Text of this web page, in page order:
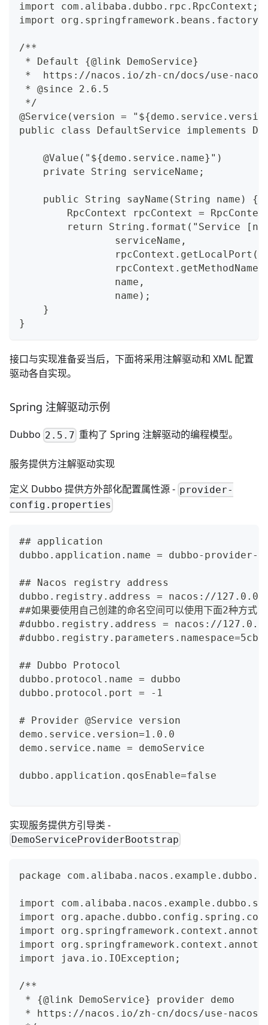
import com.alibaba.dubbo.rpc.RpcContext;
import
/**
* Default {@link DemoService}
*  https://nacos.io/zh-cn/docs/use-
* @since 2.6.5
*/
@Service(version =
public class DefaultService implements
    @Value("${demo.service.name}")
    private String serviceName;
    public String sayName(String name) {
RpcContext rpcContext =
return String.format("Service
                serviceName,
                name,
                name);
    }
}
接口与实现准备妥当后，下面将采用注解驱动和 XML 配置
驱动各自实现。
Spring 注解驱动示例
Dubbo 2.5.7 重构了 Spring 注解驱动的编程模型。
服务提供方注解驱动实现
定义 Dubbo 提供方外部化配置属性源 - provider-
config.properties
## application
dubbo.application.name = dubbo-provider-
## Nacos registry address
dubbo.registry.address = nacos://
##如果要使用自己创建的命名空间可以使用下面2种方式
#dubbo.registry.address = nacos://
## Dubbo Protocol
dubbo.protocol.name = dubbo
dubbo.protocol.port = -1
# Provider @Service version
demo.service.version=1.0.0
demo.service.name = demoService
dubbo.application.qosEnable=false
实现服务提供方引导类 -
DemoServiceProviderBootstrap
package
import
import
import
import
import java.io.IOException;
/**
* {@link DemoService} provider demo
* https://nacos.io/zh-cn/docs/use-nacos-